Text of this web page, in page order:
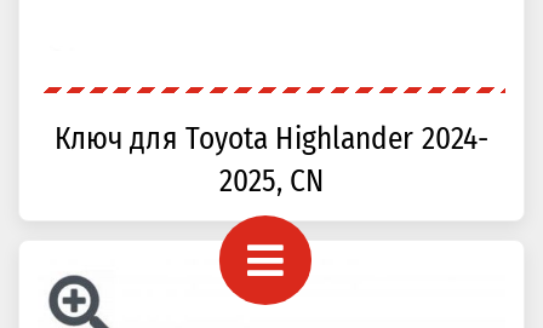
Ключ для Toyota Highlander 2024-
2025, CN